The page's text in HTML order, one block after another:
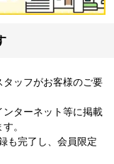
ッフがお客様のご要
ターネット等に掲載
。
も完了し、会員限定